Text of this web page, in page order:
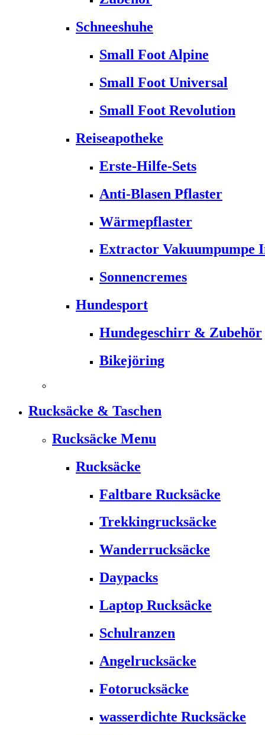
Schneeshuhe
Small Foot Alpine
Small Foot Universal
Small Foot Revolution
Reiseapotheke
Erste-Hilfe-Sets
Anti-Blasen Pflaster
Wärmepflaster
Extractor Vakuumpumpe
Sonnencremes
Hundesport
Hundegeschirr & Zubehör
Bikejöring
Rucksäcke & Taschen
Rucksäcke Menu
Rucksäcke
Faltbare Rucksäcke
Trekkingrucksäcke
Wanderrucksäcke
Daypacks
Laptop Rucksäcke
Schulranzen
Angelrucksäcke
Fotorucksäcke
wasserdichte Rucksäcke